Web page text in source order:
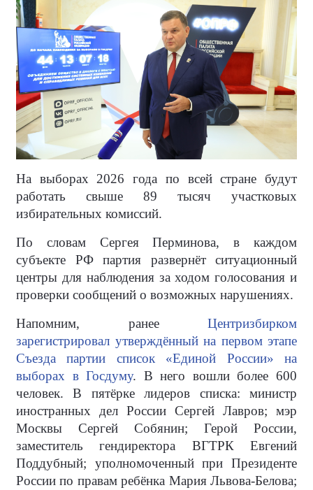
На выборах 2026 года по всей стране будут
работать свыше 89 тысяч участковых
избирательных комиссий.
По словам Сергея Перминова, в каждом
субъекте РФ партия развернёт ситуационный
центры для наблюдения за ходом голосования и
проверки сообщений о возможных нарушениях.
Напомним, ранее Центризбирком
зарегистрировал утверждённый на первом этапе
Съезда партии список «Единой России» на
выборах в Госдуму. В него вошли более 600
человек. В пятёрке лидеров списка: министр
иностранных дел России Сергей Лавров; мэр
Москвы Сергей Собянин; Герой России,
заместитель гендиректора ВГТРК Евгений
Поддубный; уполномоченный при Президенте
России по правам ребёнка Мария Львова-Белова;